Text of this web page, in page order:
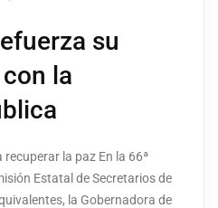
su
la
la paz En la 66ª
Estatal de Secretarios de
la Gobernadora de